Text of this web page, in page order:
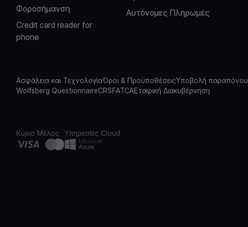
Φοροσήμανση
Credit card reader for
phone
Αυτόνομες Πληρωμές
Ασφάλεια και ΤεχνολογίαΌροι & ΠροϋποθέσειςΥποβολή παραπόνου
Wolfsberg QuestionnaireCRSFATCAΕταιρική Διακυβέρνηση
Κύριο Μέλος Υπηρεσίες Cloud